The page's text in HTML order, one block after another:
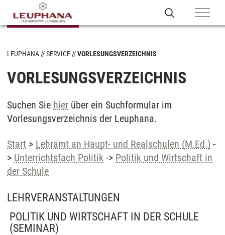
LEUPHANA SERVICE VORLESUNGSVERZEICHNIS
VORLESUNGSVERZEICHNIS
Suchen Sie hier über ein Suchformular im
Vorlesungsverzeichnis der Leuphana.
Start > Lehramt an Haupt- und Realschulen (M.Ed.) -
> Unterrichtsfach Politik -> Politik und Wirtschaft in
der Schule
LEHRVERANSTALTUNGEN
POLITIK UND WIRTSCHAFT IN DER SCHULE
(SEMINAR)